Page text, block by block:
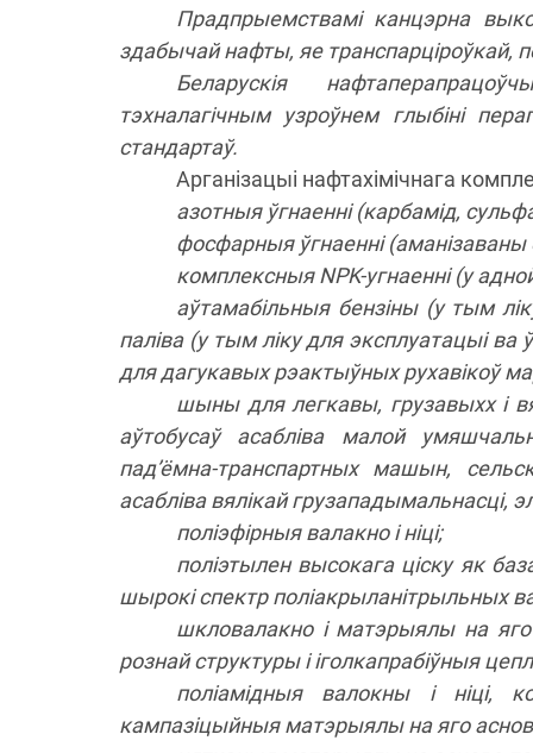
Прадпрыемствамі канцэрна
здабычай нафты, яе транспарціроўкай,
Беларускія
тэхналагічным узроўнем глыбіні
стандартаў.
Арганізацыі нафтахімічнага
азотныя ўгнаенні (карбамід,
фосфарныя ўгнаенні
комплексныя NPK-угнаенні (у
аўтамабільныя бензіны (у тым
паліва (у тым ліку для эксплуатацыі ва
для дагукавых рэактыўных рухавікоў
шыны для легкавы, грузавыхх і
аўтобусаў асабліва малой
пад’ёмна-транспартных машын,
асабліва вялікай грузападымальнасці,
поліэфірныя валакно і ніці;
поліэтылен высокага ціску як
шырокі спектр поліакрыланітрыльных
шкловалакно і матэрыялы на яго
рознай структуры і іголкапрабіўныя
поліамідныя валокны і ніці,
кампазіцыйныя матэрыялы на яго